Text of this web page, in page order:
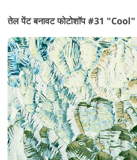
तेल पेंट बनावट फोटोशॉप #31 "Cool"